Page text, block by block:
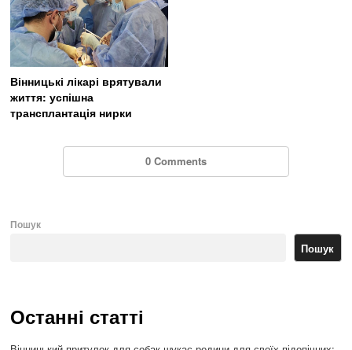
Вінницькі лікарі врятували
життя: успішна
трансплантація нирки
0 Comments
Пошук
Пошук
Останні статті